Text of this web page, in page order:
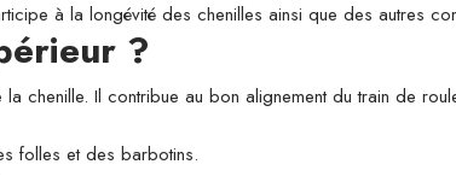
à la longévité des chenilles ainsi que des autres
?
chenille. Il contribue au bon alignement du train de
folles et des barbotins.